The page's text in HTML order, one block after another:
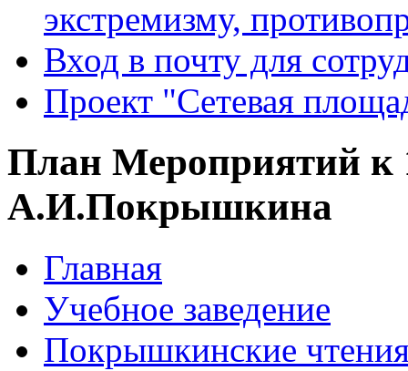
экстремизму,
Вход в почту для
Проект "Сетевая
План Мероприятий к
А.И.Покрышкина
Главная
Учебное заведение
Покрышкинские